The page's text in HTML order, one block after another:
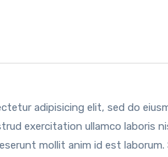
adipisicing elit, sed do
exercitation ullamco laboris
mollit anim id est